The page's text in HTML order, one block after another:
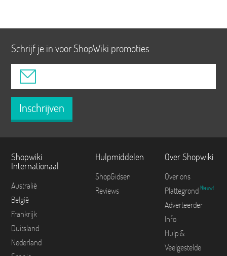
Schrijf je in voor ShopWiki promoties
Inschrijven
Shopwiki
Internationaal
Australië
België
Frankrijk
Duitsland
Nederland
Hulpmiddelen
ShopGidsen
Reviews
Over Shopwiki
Over ons
Plattegrond Nieuw!
Adverteerder
Info
Hulp &
Veelgestelde